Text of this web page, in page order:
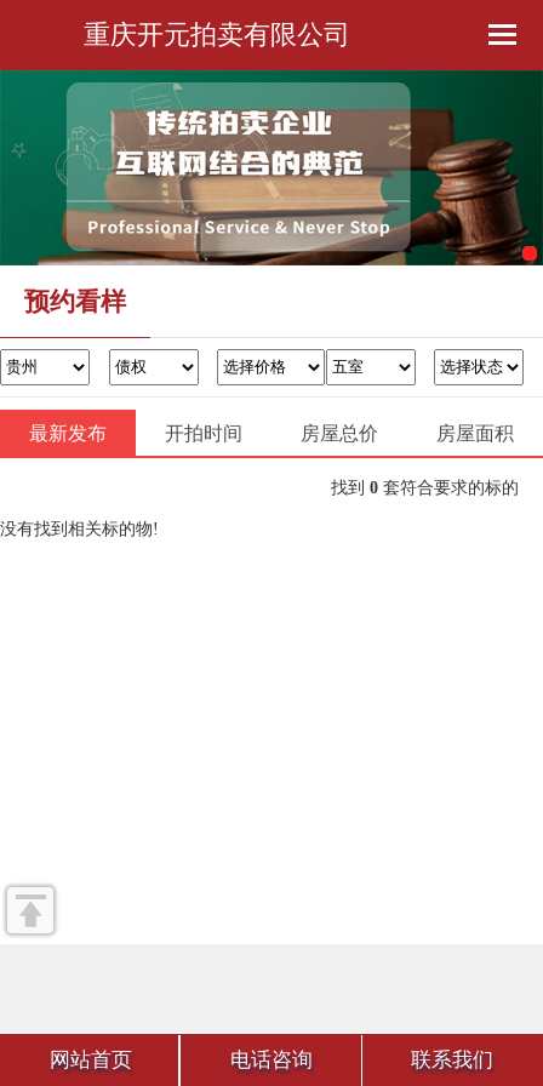
公司简介
预约看样
办证过户
联系我们
重庆开元拍卖有限公司
预约看样
最新发布 开拍时间 房屋总价 房屋面积
找到 0 套符合要求的标的
没有找到相关标的物!
网站首页 电话咨询 联系我们